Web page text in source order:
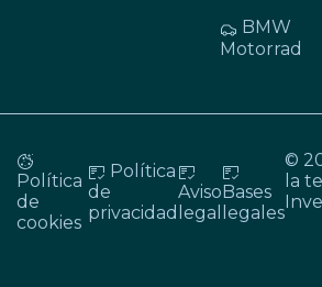
BMW
Motorrad
Política
de
cookies
Política
de
privacidad
Aviso
legal
Bases
legales
©
la